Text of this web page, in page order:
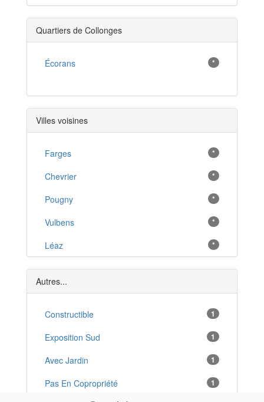
Quartiers de Collonges
Écorans *
Villes voisines
Farges *
Chevrier *
Pougny *
Vulbens *
Léaz *
Lancrans *
Péron *
Valleiry *
Dingy-en-Vuache *
Confort *
Bellegarde-sur-Valserine *
Autres...
Constructible 1
Exposition Sud 1
Avec Jardin 1
Pas En Copropriété 1